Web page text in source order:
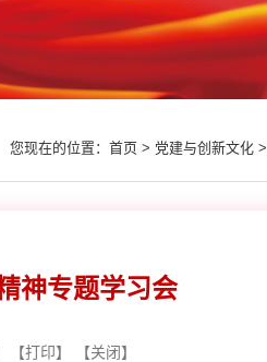
您现在的位置： 首页> 党建与创新文化>
神专题学习会
【打印】 【关闭】